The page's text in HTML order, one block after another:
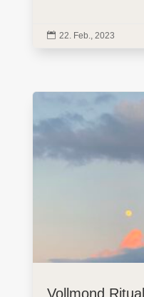
 22. Feb., 2023
Vollmond Ritual